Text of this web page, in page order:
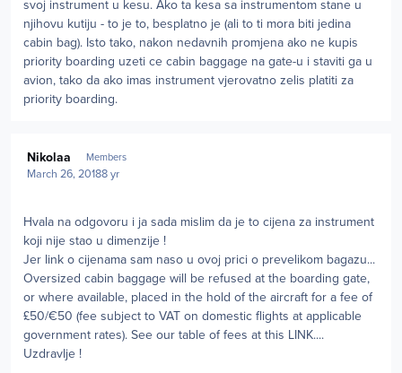
svoj instrument u kesu. Ako ta kesa sa instrumentom stane u
njihovu kutiju - to je to, besplatno je (ali to ti mora biti jedina
cabin bag). Isto tako, nakon nedavnih promjena ako ne kupis
priority boarding uzeti ce cabin baggage na gate-u i staviti ga u
avion, tako da ako imas instrument vjerovatno zelis platiti za
priority boarding.
Nikolaa Members
March 26, 20188 yr
Hvala na odgovoru i ja sada mislim da je to cijena za instrument
koji nije stao u dimenzije !
Jer link o cijenama sam naso u ovoj prici o prevelikom bagazu...
Oversized cabin baggage will be refused at the boarding gate,
or where available, placed in the hold of the aircraft for a fee of
£50/€50 (fee subject to VAT on domestic flights at applicable
government rates). See our table of fees at this LINK....
Uzdravlje !